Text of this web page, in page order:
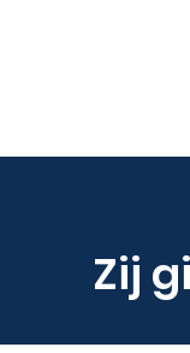
Zij